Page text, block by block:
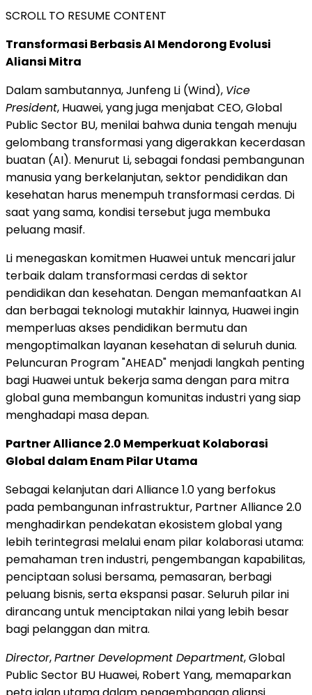
SCROLL TO RESUME CONTENT
Transformasi Berbasis AI Mendorong Evolusi
Aliansi Mitra
Dalam sambutannya, Junfeng Li (Wind), Vice
President, Huawei, yang juga menjabat CEO, Global
Public Sector BU, menilai bahwa dunia tengah menuju
gelombang transformasi yang digerakkan kecerdasan
buatan (AI). Menurut Li, sebagai fondasi pembangunan
manusia yang berkelanjutan, sektor pendidikan dan
kesehatan harus menempuh transformasi cerdas. Di
saat yang sama, kondisi tersebut juga membuka
peluang masif.
Li menegaskan komitmen Huawei untuk mencari jalur
terbaik dalam transformasi cerdas di sektor
pendidikan dan kesehatan. Dengan memanfaatkan AI
dan berbagai teknologi mutakhir lainnya, Huawei ingin
memperluas akses pendidikan bermutu dan
mengoptimalkan layanan kesehatan di seluruh dunia.
Peluncuran Program "AHEAD" menjadi langkah penting
bagi Huawei untuk bekerja sama dengan para mitra
global guna membangun komunitas industri yang siap
menghadapi masa depan.
Partner Alliance 2.0 Memperkuat Kolaborasi
Global dalam Enam Pilar Utama
Sebagai kelanjutan dari Alliance 1.0 yang berfokus
pada pembangunan infrastruktur, Partner Alliance 2.0
menghadirkan pendekatan ekosistem global yang
lebih terintegrasi melalui enam pilar kolaborasi utama:
pemahaman tren industri, pengembangan kapabilitas,
penciptaan solusi bersama, pemasaran, berbagi
peluang bisnis, serta ekspansi pasar. Seluruh pilar ini
dirancang untuk menciptakan nilai yang lebih besar
bagi pelanggan dan mitra.
Director,Partner Development Department, Global
Public Sector BU Huawei, Robert Yang, memaparkan